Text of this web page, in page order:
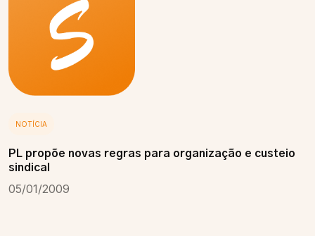
NOTÍCIA
PL propõe novas regras para organização e custeio
sindical
05/01/2009